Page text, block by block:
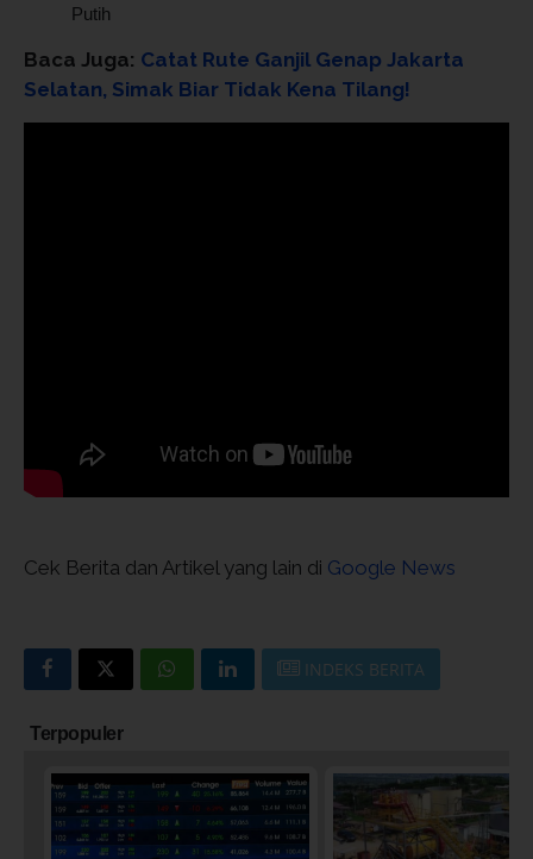
Putih
Baca Juga: Catat Rute Ganjil Genap Jakarta
Selatan, Simak Biar Tidak Kena Tilang!
Cek Berita dan Artikel yang lain di Google News
INDEKS BERITA
Terpopuler